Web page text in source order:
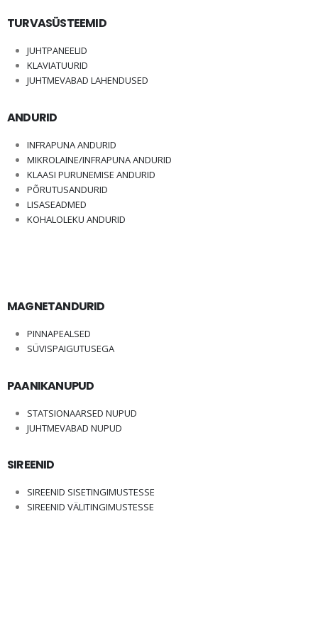
TURVASÜSTEEMID
JUHTPANEELID
KLAVIATUURID
JUHTMEVABAD LAHENDUSED
ANDURID
INFRAPUNA ANDURID
MIKROLAINE/INFRAPUNA ANDURID
KLAASI PURUNEMISE ANDURID
PÕRUTUSANDURID
LISASEADMED
KOHALOLEKU ANDURID
MAGNETANDURID
PINNAPEALSED
SÜVISPAIGUTUSEGA
PAANIKANUPUD
STATSIONAARSED NUPUD
JUHTMEVABAD NUPUD
SIREENID
SIREENID SISETINGIMUSTESSE
SIREENID VÄLITINGIMUSTESSE